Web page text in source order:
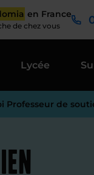
en France
de chez vous
Lycée
Professeur de